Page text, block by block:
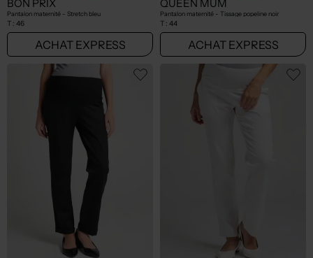
BON PRIX
Pantalon maternité - Stretch bleu
T : 46
ACHAT EXPRESS
QUEEN MUM
Pantalon maternité - Tissage popeline noir
T : 44
ACHAT EXPRESS